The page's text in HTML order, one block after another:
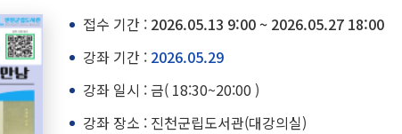
접수 기간 : 2026.05.13 9:00 ~ 2026.05.27 18:00
강좌 기간 : 2026.05.29
강좌 일시 : 금( 18:30~20:00 )
강좌 장소 : 진천군립도서관(대강의실)